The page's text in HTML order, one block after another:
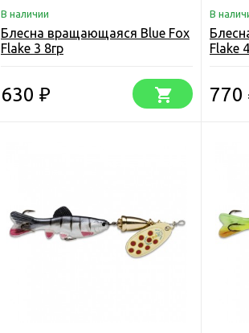
В наличии
Блесна вращающаяся Blue Fox
Flake 3 8гр
630 ₽
В
Flake
770